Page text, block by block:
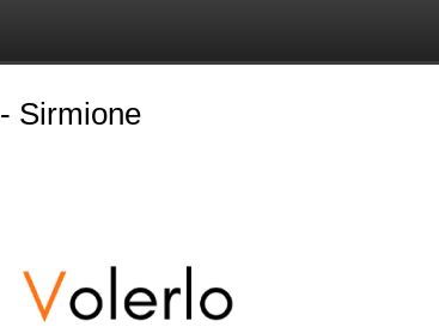
- Sirmione